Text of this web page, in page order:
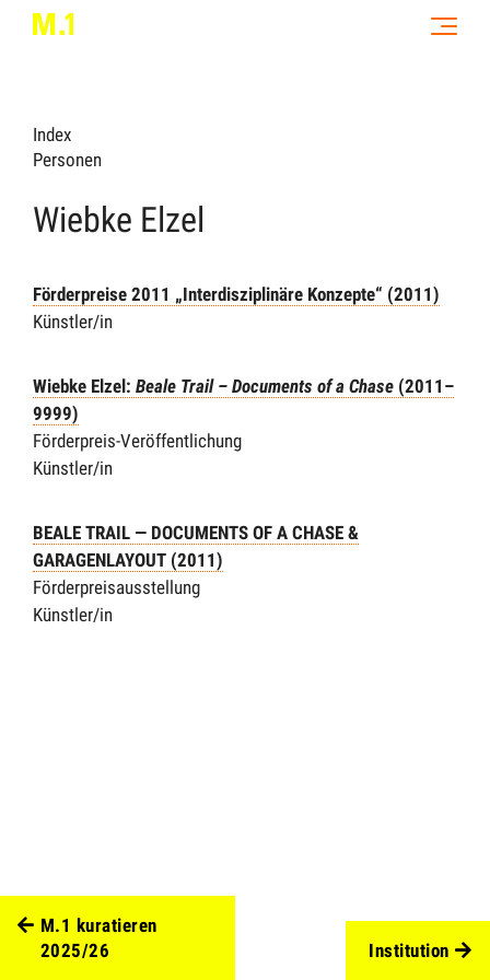
Index
Personen
Wiebke Elzel
Förderpreise 2011 „Interdisziplinäre Konzepte“ (2011)
Künstler/in
Wiebke Elzel: Beale Trail – Documents of a Chase (2011–
9999)
Förderpreis-Veröffentlichung
Künstler/in
BEALE TRAIL — DOCUMENTS OF A CHASE &
GARAGENLAYOUT (2011)
Förderpreisausstellung
Künstler/in
M.1 kuratieren
2025/26
Institution